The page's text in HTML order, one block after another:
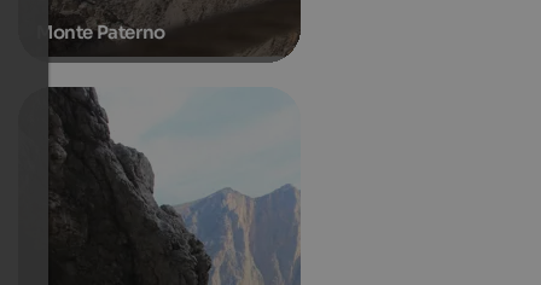
Monte Paterno